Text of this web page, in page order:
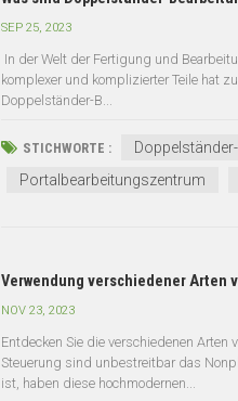
SEP 25, 2023
In der Welt der Fertigung und
komplexer und komplizierter Teile hat
Doppelständer-B...
STICHWORTE :
Portalbearbeitungszentrum
Verwendung verschiedener Arten
NOV 23, 2023
Entdecken Sie die verschiedenen
Steuerung sind unbestreitbar das
ist, haben diese hochmodernen...